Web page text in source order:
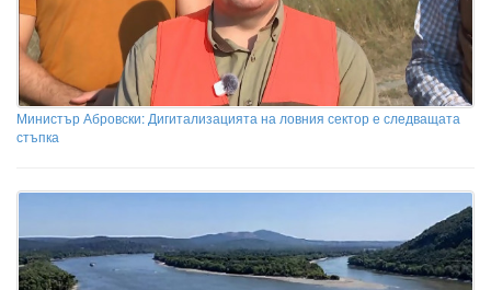
Министър Абровски: Дигитализацията на ловния сектор е следващата
стъпка